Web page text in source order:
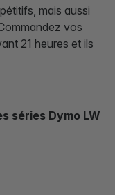
mais aussi
vos
21 heures et ils
séries Dymo LW